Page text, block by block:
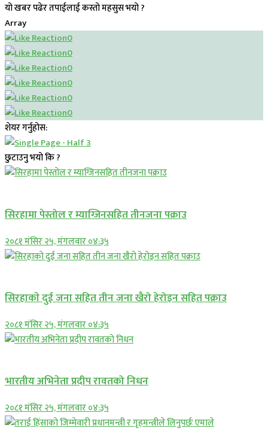
यो खबर पढेर तपाईलाई कस्तो महसुस भयो ?
Array
0
0
0
0
0
0
शेयर गर्नुहोस:
छुटाउनु भयो कि ?
सिरहामा पेस्तोल र म्याग्जिनसहित तीनजना पक्राउ
२०८१ मंसिर २५, मंगलवार ०४:३५
सिरहाकाे दुई जना सहित तीन जना खैरो हेरोइन सहित पक्राउ
२०८१ मंसिर २५, मंगलवार ०४:३५
भारतीय अभिनेता प्रदीप रावतको निधन
२०८१ मंसिर २५, मंगलवार ०४:३५